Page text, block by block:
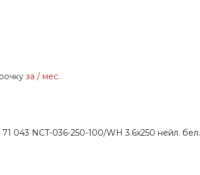
за/ мес.
043 NCT-036-250-100/WH 3.6х250 нейл. бел.